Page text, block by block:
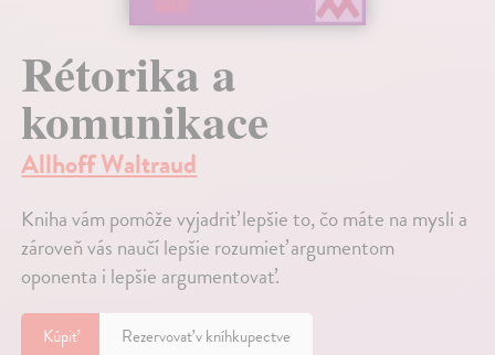
Rétorika a
komunikace
Allhoff Waltraud
Kniha vám pomôže vyjadriť lepšie to, čo máte na mysli a
zároveň vás naučí lepšie rozumieť argumentom
oponenta i lepšie argumentovať.
Kúpiť Rezervovať v kníhkupectve